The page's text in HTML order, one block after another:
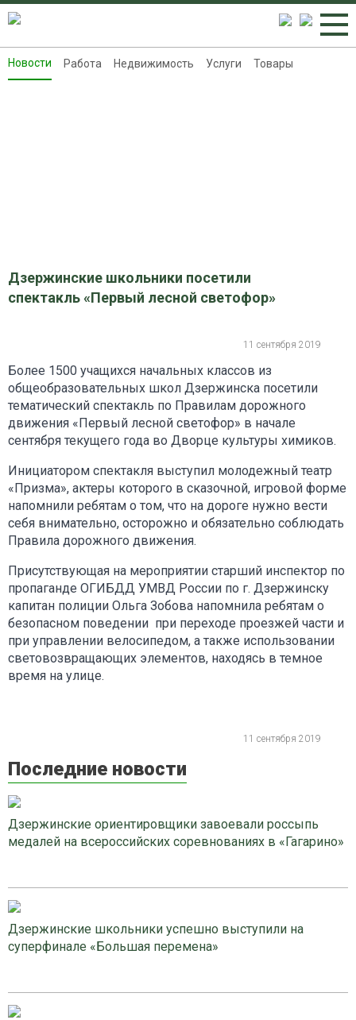
Новости
Новости Работа Недвижимость Услуги Товары
Дзержинские школьники посетили
спектакль «Первый лесной светофор»
11 сентября 2019
Более 1500 учащихся начальных классов из
общеобразовательных школ Дзержинска посетили
тематический спектакль по Правилам дорожного
движения «Первый лесной светофор» в начале
сентября текущего года во Дворце культуры химиков.
Инициатором спектакля выступил молодежный театр
«Призма», актеры которого в сказочной, игровой форме
напомнили ребятам о том, что на дороге нужно вести
себя внимательно, осторожно и обязательно соблюдать
Правила дорожного движения.
Присутствующая на мероприятии старший инспектор по
пропаганде ОГИБДД УМВД России по г. Дзержинску
капитан полиции Ольга Зобова напомнила ребятам о
безопасном поведении при переходе проезжей части и
при управлении велосипедом, а также использовании
световозвращающих элементов, находясь в темное
время на улице.
11 сентября 2019
Последние новости
Дзержинские ориентировщики завоевали россыпь
медалей на всероссийских соревнованиях в «Гагарино»
Дзержинские школьники успешно выступили на
суперфинале «Большая перемена»